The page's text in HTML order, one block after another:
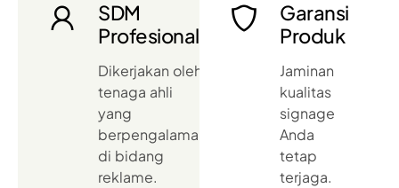
SDM
Profesional
Dikerjakan oleh
tenaga ahli
yang
berpengalaman
di bidang
reklame.
Garansi
Produk
Jaminan
kualitas
signage
Anda
tetap
terjaga.